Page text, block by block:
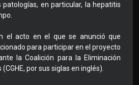
en particular, la hepatitis
el acto en el que se anunció que
para participar en el proyecto
la Coalición para la Eliminación
por sus siglas en inglés).